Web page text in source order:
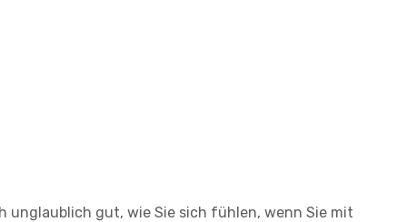
unglaublich gut, wie Sie sich fühlen, wenn Sie mit